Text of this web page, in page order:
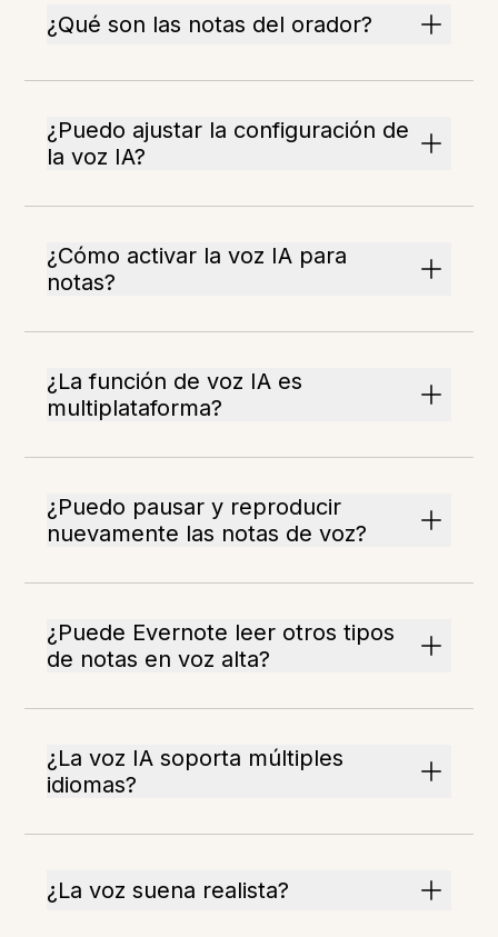
¿Qué son las notas del orador?
¿Puedo ajustar la configuración de
la voz IA?
¿Cómo activar la voz IA para
notas?
¿La función de voz IA es
multiplataforma?
¿Puedo pausar y reproducir
nuevamente las notas de voz?
¿Puede Evernote leer otros tipos
de notas en voz alta?
¿La voz IA soporta múltiples
idiomas?
¿La voz suena realista?